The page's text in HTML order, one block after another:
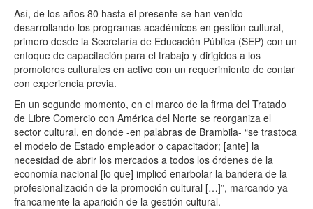
Así, de los años 80 hasta el presente se han venido
desarrollando los programas académicos en gestión cultural,
primero desde la Secretaría de Educación Pública (SEP) con un
enfoque de capacitación para el trabajo y dirigidos a los
promotores culturales en activo con un requerimiento de contar
con experiencia previa.
En un segundo momento, en el marco de la firma del Tratado
de Libre Comercio con América del Norte se reorganiza el
sector cultural, en donde -en palabras de Brambila- “se trastoca
el modelo de Estado empleador o capacitador; [ante] la
necesidad de abrir los mercados a todos los órdenes de la
economía nacional [lo que] implicó enarbolar la bandera de la
profesionalización de la promoción cultural […]”, marcando ya
francamente la aparición de la gestión cultural.